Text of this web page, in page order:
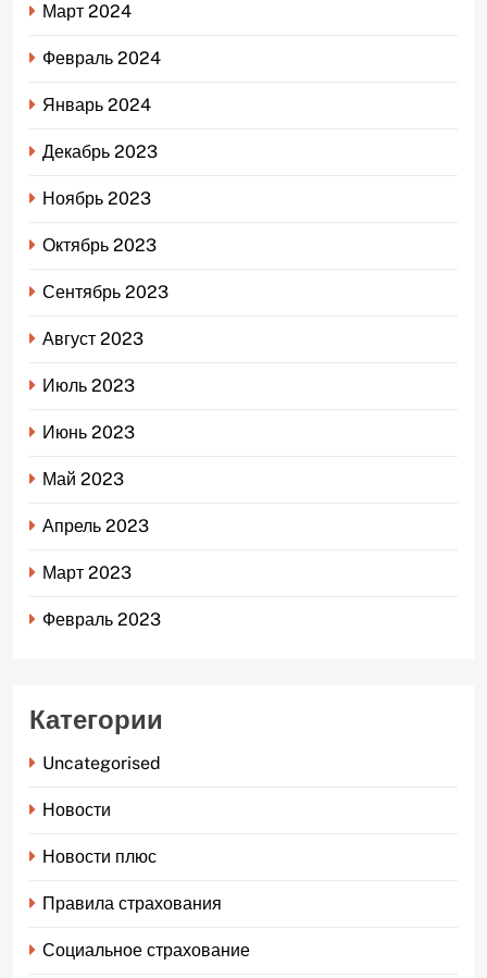
Март 2024
Февраль 2024
Январь 2024
Декабрь 2023
Ноябрь 2023
Октябрь 2023
Сентябрь 2023
Август 2023
Июль 2023
Июнь 2023
Май 2023
Апрель 2023
Март 2023
Февраль 2023
Категории
Uncategorised
Новости
Новости плюс
Правила страхования
Социальное страхование